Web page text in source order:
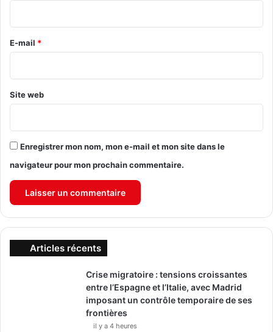
r
e
E-mail *
Site web
Enregistrer mon nom, mon e-mail et mon site dans le
navigateur pour mon prochain commentaire.
Articles récents
Crise migratoire : tensions croissantes
entre l’Espagne et l’Italie, avec Madrid
imposant un contrôle temporaire de ses
frontières
il y a 4 heures